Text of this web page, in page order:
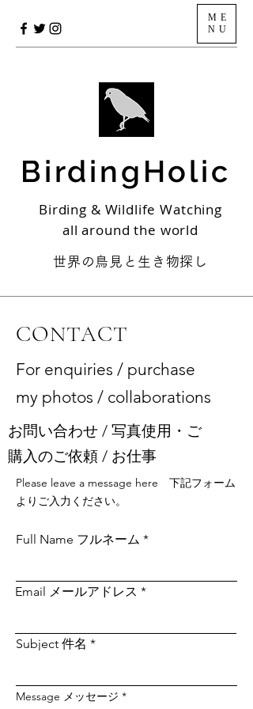
ME
NU
BirdingHolic
Birding & Wildlife Watching
all around the world
世界の鳥見と生き物探し
CONTACT
For enquiries / purchase
my photos / collaborations
お問い合わせ / 写真使用・ご
購入のご依頼 / お仕事​
Please leave a message here 下記フォーム
よりご入力ください。
Full Name フルネーム
Email メールアドレス
Subject 件名
Message メッセージ